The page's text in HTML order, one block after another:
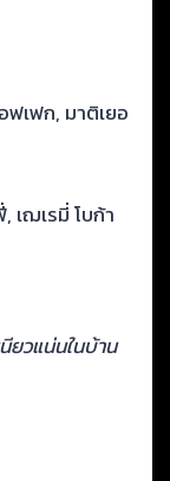
ฟเฟก, มาติเยอ
เฌเรมี่ โบก้า
วแน่นในบ้าน